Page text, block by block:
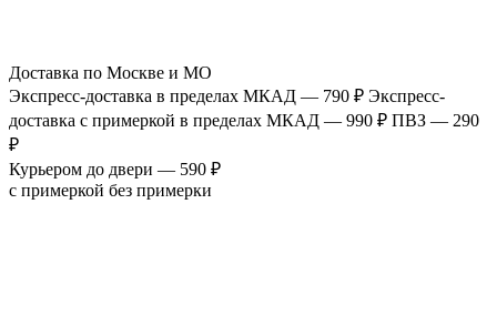
Доставка по Москве и МО
Экспресс-доставка в пределах МКАД — 790 ₽ Экспресс-
доставка с примеркой в пределах МКАД — 990 ₽ ПВЗ — 290
₽
Курьером до двери — 590 ₽
с примеркой без примерки